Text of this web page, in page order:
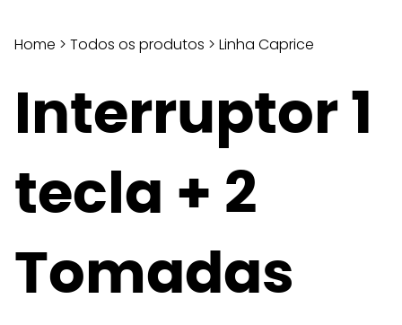
Home > Todos os produtos > Linha Caprice
Interruptor 1
tecla + 2
Tomadas